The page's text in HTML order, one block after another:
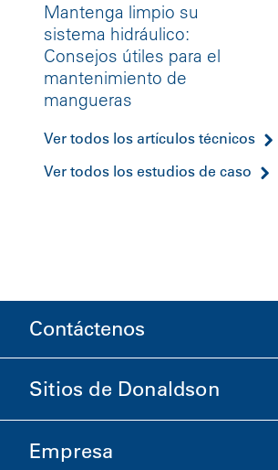
Mantenga limpio su
sistema hidráulico:
Consejos útiles para el
mantenimiento de
mangueras
Ver todos los artículos técnicos
Ver todos los estudios de caso
Contáctenos
Sitios de Donaldson
Donaldson Life Sciences
Empresa